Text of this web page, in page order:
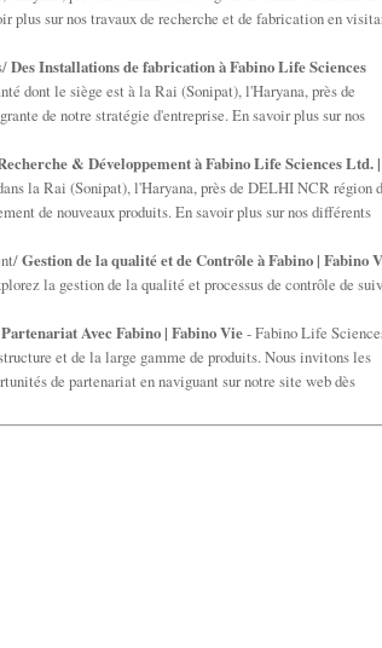
plus sur nos travaux de recherche et de fabrication en
Des Installations de fabrication à Fabino Life Sciences
dont le siège est à la Rai (Sonipat), l'Haryana, près de
de notre stratégie d'entreprise. En savoir plus sur nos
& Développement à Fabino Life Sciences Ltd. |
la Rai (Sonipat), l'Haryana, près de DELHI NCR région
de nouveaux produits. En savoir plus sur nos différents
Gestion de la qualité et de Contrôle à Fabino | Fabino
la gestion de la qualité et processus de contrôle de
Avec Fabino | Fabino Vie- Fabino Life
et de la large gamme de produits. Nous invitons les
de partenariat en naviguant sur notre site web dès